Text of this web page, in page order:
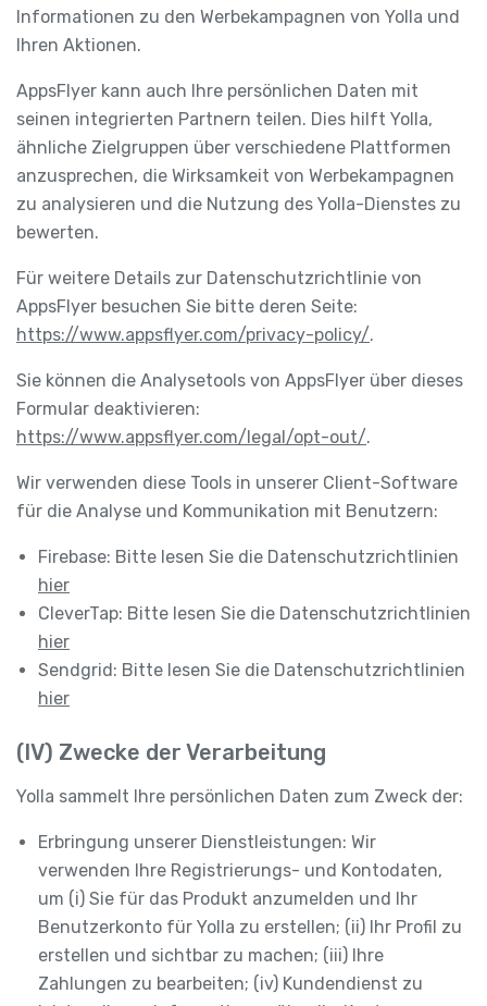
Informationen zu den Werbekampagnen von Yolla und
Ihren Aktionen.
AppsFlyer kann auch Ihre persönlichen Daten mit
seinen integrierten Partnern teilen. Dies hilft Yolla,
ähnliche Zielgruppen über verschiedene Plattformen
anzusprechen, die Wirksamkeit von Werbekampagnen
zu analysieren und die Nutzung des Yolla-Dienstes zu
bewerten.
Für weitere Details zur Datenschutzrichtlinie von
AppsFlyer besuchen Sie bitte deren Seite:
https://www.appsflyer.com/privacy-policy/.
Sie können die Analysetools von AppsFlyer über dieses
Formular deaktivieren:
https://www.appsflyer.com/legal/opt-out/.
Wir verwenden diese Tools in unserer Client-Software
für die Analyse und Kommunikation mit Benutzern:
Firebase: Bitte lesen Sie die Datenschutzrichtlinien
hier
CleverTap: Bitte lesen Sie die Datenschutzrichtlinien
hier
Sendgrid: Bitte lesen Sie die Datenschutzrichtlinien
hier
(IV) Zwecke der Verarbeitung
Yolla sammelt Ihre persönlichen Daten zum Zweck der:
Erbringung unserer Dienstleistungen: Wir
verwenden Ihre Registrierungs- und Kontodaten,
um (i) Sie für das Produkt anzumelden und Ihr
Benutzerkonto für Yolla zu erstellen; (ii) Ihr Profil zu
erstellen und sichtbar zu machen; (iii) Ihre
Zahlungen zu bearbeiten; (iv) Kundendienst zu